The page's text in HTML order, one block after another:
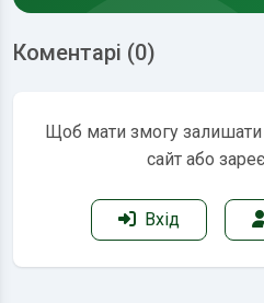
Коментарі (0)
Щоб мати змогу залишати
сайт або
Вхід